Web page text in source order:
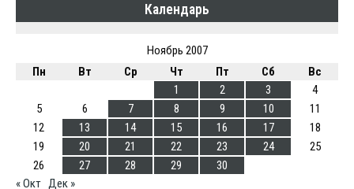
Календарь
Ноябрь 2007
Пн
Вт Ср Чт Пт Сб
Вс
1
2 3
4
5
6 7 8 9 10
11
12
13 14 15 16 17
18
19
20 21 22 23 24
25
26
27 28 29
30
« Окт Дек »